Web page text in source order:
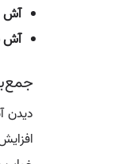
آش
آش
دیدن